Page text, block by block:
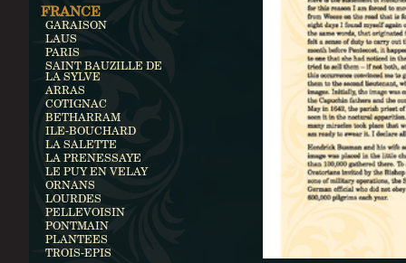
FRANCE
GARAISON
LAUS
PARIS
SAINT BAUZILLE DE
LA SYLVE
ARRAS
COTIGNAC
BETHARRAM
ILE-BOUCHARD
LA SALETTE
LA PRENESSAYE
LE PUY EN VELAY
ORNANS
LOURDES
PELLEVOISIN
PONTMAIN
PLANTEES
TROIS-EPIS